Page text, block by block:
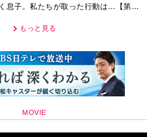
く息子。私たちが取った行動は…【第3
もっと見る
MOVIE